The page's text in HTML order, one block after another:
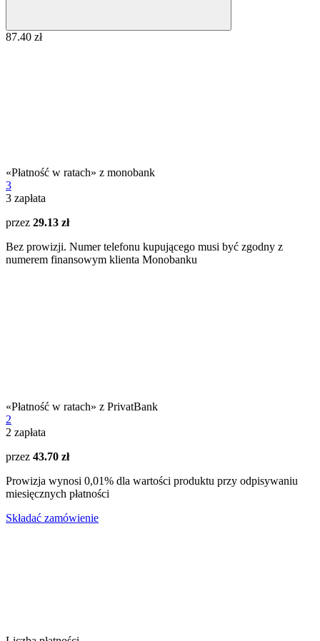
87.40 zł
«Płatność w ratach» z monobank
3
3 zapłata
przez 29.13 zł
Bez prowizji. Numer telefonu kupującego musi być zgodny z
numerem finansowym klienta Monobanku
«Płatność w ratach» z PrivatBank
2
2 zapłata
przez 43.70 zł
Prowizja wynosi 0,01% dla wartości produktu przy odpisywaniu
miesięcznych płatności
Składać zamówienie